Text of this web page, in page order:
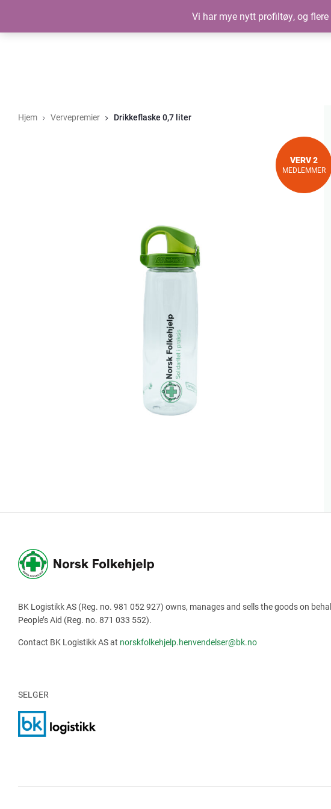
Hjem Vervepremier Drikkeflaske 0,7 liter
VERV 2
MEDLEMMER
BK Logistikk AS (Reg. no. 981 052 927) owns, manages and sells the goods on
People’s Aid (Reg. no. 871 033 552).
Contact BK Logistikk AS at norskfolkehjelp.henvendelser@bk.no
SELGER
Vi har mye nytt profiltøy, og